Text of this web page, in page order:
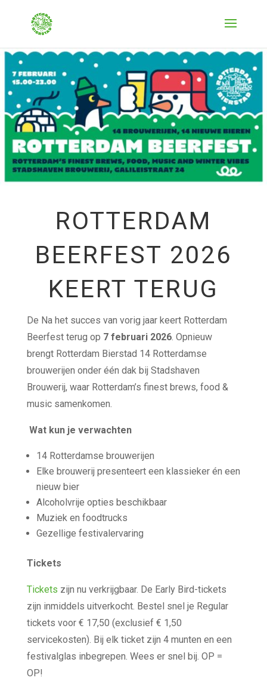
ROTTERDAM
BEERFEST 2026
KEERT TERUG
De Na het succes van vorig jaar keert Rotterdam
Beerfest terug op 7 februari 2026. Opnieuw
brengt Rotterdam Bierstad 14 Rotterdamse
brouwerijen onder één dak bij Stadshaven
Brouwerij, waar Rotterdam’s finest brews, food &
music samenkomen.
Wat kun je verwachten
14 Rotterdamse brouwerijen
Elke brouwerij presenteert een klassieker én een
nieuw bier
Alcoholvrije opties beschikbaar
Muziek en foodtrucks
Gezellige festivalervaring
Tickets
Tickets zijn nu verkrijgbaar. De Early Bird-tickets
zijn inmiddels uitverkocht. Bestel snel je Regular
tickets voor € 17,50 (exclusief € 1,50
servicekosten). Bij elk ticket zijn 4 munten en een
festivalglas inbegrepen. Wees er snel bij. OP =
OP!